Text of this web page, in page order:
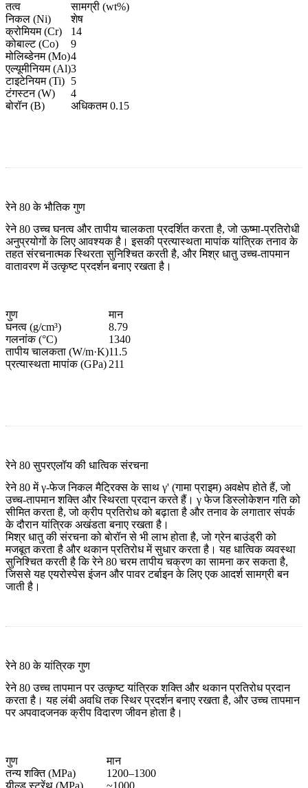
तत्व
सामग्री (wt%)
निकल (Ni)
शेष
क्रोमियम (Cr)
14
कोबाल्ट (Co)
9
मोलिब्डेनम (Mo)4
एल्यूमीनियम (Al)3
टाइटेनियम (Ti) 5
टंगस्टन (W)
4
बोरॉन (B)
अधिकतम 0.15
रेने 80 के भौतिक गुण
रेने 80 उच्च घनत्व और तापीय चालकता प्रदर्शित करता है, जो ऊष्मा-प्रतिरोधी
अनुप्रयोगों के लिए आवश्यक है। इसकी प्रत्यास्थता मापांक यांत्रिक तनाव के
तहत संरचनात्मक स्थिरता सुनिश्चित करती है, और मिश्र धातु उच्च-तापमान
वातावरण में उत्कृष्ट प्रदर्शन बनाए रखता है।
गुण
मान
घनत्व (g/cm³)
8.79
गलनांक (°C)
1340
तापीय चालकता (W/m·K)11.5
प्रत्यास्थता मापांक (GPa)211
रेने 80 सुपरएलॉय की धात्विक संरचना
रेने 80 में γ-फेज निकल मैट्रिक्स के साथ γ' (गामा प्राइम) अवक्षेप होते हैं, जो
उच्च-तापमान शक्ति और स्थिरता प्रदान करते हैं। γ फेज डिस्लोकेशन गति को
सीमित करता है, जो क्रीप प्रतिरोध को बढ़ाता है और तनाव के लगातार संपर्क
के दौरान यांत्रिक अखंडता बनाए रखता है।
मिश्र धातु की संरचना को बोरॉन से भी लाभ होता है, जो ग्रेन बाउंड्री को
मजबूत करता है और थकान प्रतिरोध में सुधार करता है। यह धात्विक व्यवस्था
सुनिश्चित करती है कि रेने 80 चरम तापीय चक्रण का सामना कर सकता है,
जिससे यह एयरोस्पेस इंजन और पावर टर्बाइन के लिए एक आदर्श सामग्री बन
जाती है।
रेने 80 के यांत्रिक गुण
रेने 80 उच्च तापमान पर उत्कृष्ट यांत्रिक शक्ति और थकान प्रतिरोध प्रदान
करता है। यह लंबी अवधि तक स्थिर प्रदर्शन बनाए रखता है, और उच्च तापमान
पर अपवादजनक क्रीप विदारण जीवन होता है।
गुण
मान
तन्य शक्ति (MPa)
1200–1300